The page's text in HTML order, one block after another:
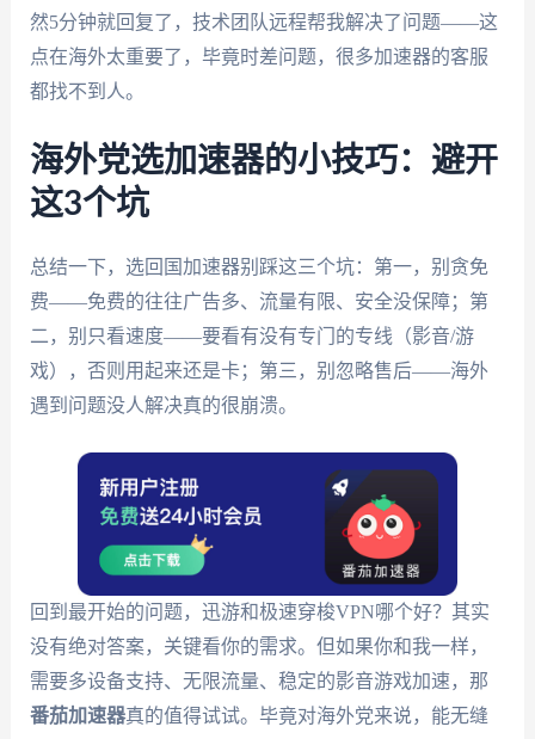
然5分钟就回复了，技术团队远程帮我解决了问题——这
点在海外太重要了，毕竟时差问题，很多加速器的客服
都找不到人。
海外党选加速器的小技巧：避开
这3个坑
总结一下，选回国加速器别踩这三个坑：第一，别贪免
费——免费的往往广告多、流量有限、安全没保障；第
二，别只看速度——要看有没有专门的专线（影音/游
戏），否则用起来还是卡；第三，别忽略售后——海外
遇到问题没人解决真的很崩溃。
回到最开始的问题，迅游和极速穿梭VPN哪个好？其实
没有绝对答案，关键看你的需求。但如果你和我一样，
需要多设备支持、无限流量、稳定的影音游戏加速，那
番茄加速器真的值得试试。毕竟对海外党来说，能无缝